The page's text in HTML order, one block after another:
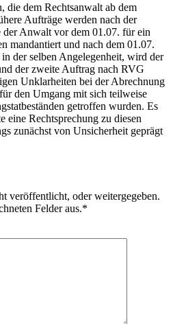
dem Rechtsanwalt ab dem
Aufträge werden nach der
Anwalt vor dem 01.07. für ein
mandantiert und nach dem 01.07.
der selben Angelegenheit, wird der
der zweite Auftrag nach RVG
Unklarheiten bei der Abrechnung
den Umgang mit sich teilweise
getroffen wurden. Es
Rechtsprechung zu diesen
zunächst von Unsicherheit geprägt
veröffentlicht, oder weitergegeben.
Felder aus.*